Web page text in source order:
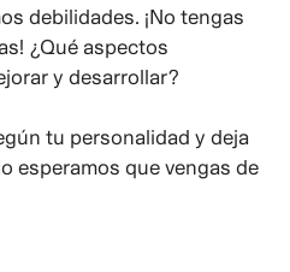
debilidades. ¡No tengas
¿Qué aspectos
y desarrollar?
tu personalidad y deja
esperamos que vengas de